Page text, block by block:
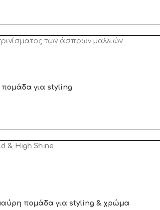
των άσπρων μαλλιών
/ πομάδα για styling
& High Shine
μαύρη πομάδα για styling & χρώμα